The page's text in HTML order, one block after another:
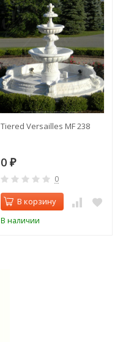
Tiered Versailles MF 238
0 ₽
0
В корзину
В наличии